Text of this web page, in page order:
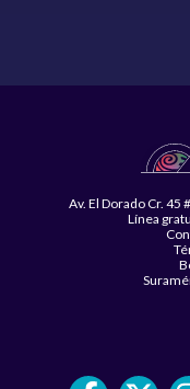
Av. El Dorado Cr. 45
Línea